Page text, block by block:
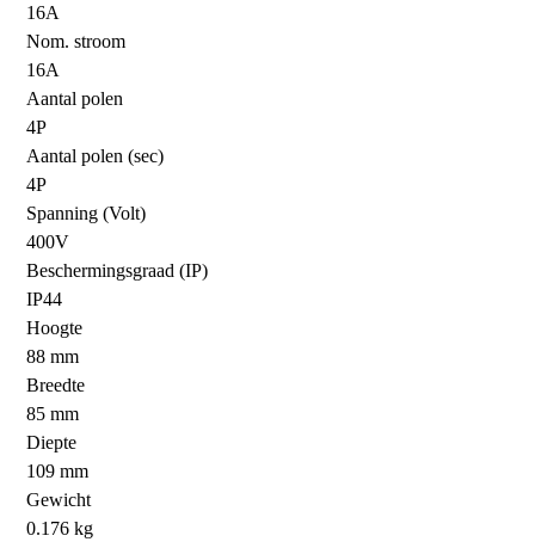
16A
Nom. stroom
16A
Aantal polen
4P
Aantal polen (sec)
4P
Spanning (Volt)
400V
Beschermingsgraad (IP)
IP44
Hoogte
88 mm
Breedte
85 mm
Diepte
109 mm
Gewicht
0.176 kg